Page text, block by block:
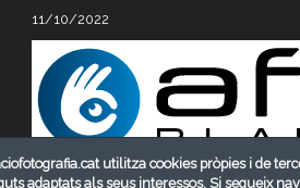
11/10/2022
Us informem que els nostres
utilitza cookies pròpies i de
adaptats als seus interessos. Si segueix